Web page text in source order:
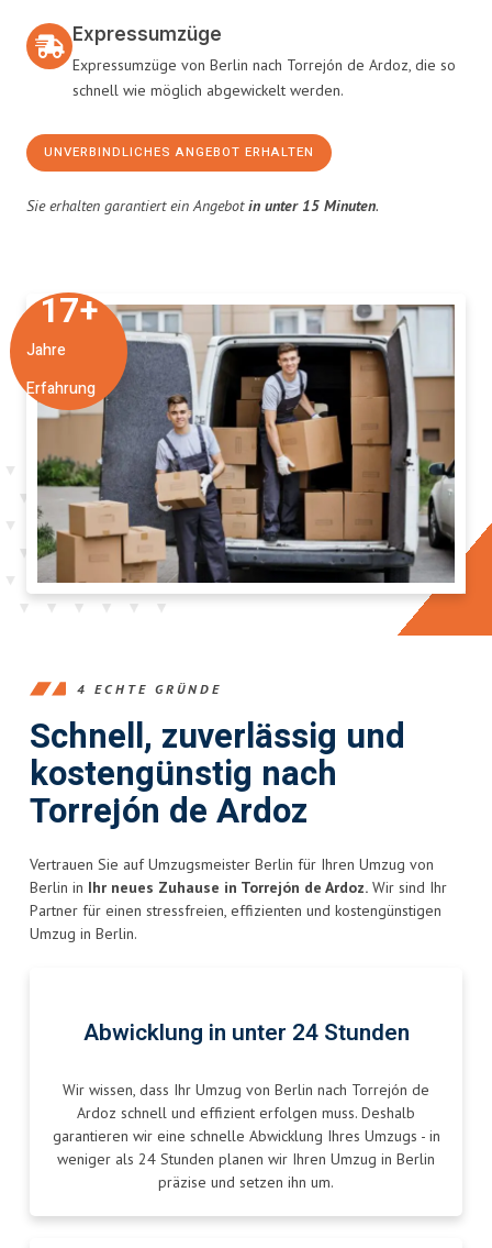
Jahre
Erfahrung
17+
Expressumzüge
Expressumzüge von Berlin nach Torrejón de Ardoz, die so
schnell wie möglich abgewickelt werden.
UNVERBINDLICHES ANGEBOT ERHALTEN
Sie erhalten garantiert ein Angebotin unter 15 Minuten.
4 ECHTE GRÜNDE
Schnell, zuverlässig und
kostengünstig nach
Torrejón de Ardoz
Vertrauen Sie auf Umzugsmeister Berlin für Ihren Umzug von
Berlin in Ihr neues Zuhause in Torrejón de Ardoz. Wir sind Ihr
Partner für einen stressfreien, effizienten und kostengünstigen
Umzug in Berlin.
Abwicklung in unter 24 Stunden
Wir wissen, dass Ihr Umzug von Berlin nach Torrejón de
Ardoz schnell und effizient erfolgen muss. Deshalb
garantieren wir eine schnelle Abwicklung Ihres Umzugs - in
weniger als 24 Stunden planen wir Ihren Umzug in Berlin
präzise und setzen ihn um.